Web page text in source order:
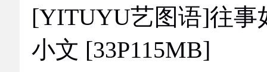
[YITUYU艺图语]往事
小文 [33P115MB]